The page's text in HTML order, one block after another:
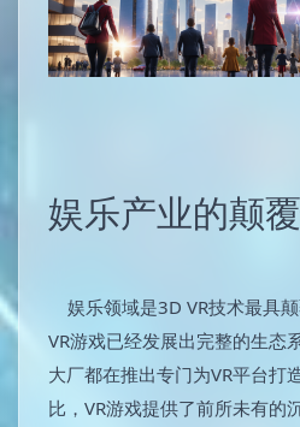
娱乐产业的颠
娱乐领域是3D VR技术最具颠
VR游戏已经发展出完整的生态
大厂都在推出专门为VR平台打
比，VR游戏提供了前所未有的